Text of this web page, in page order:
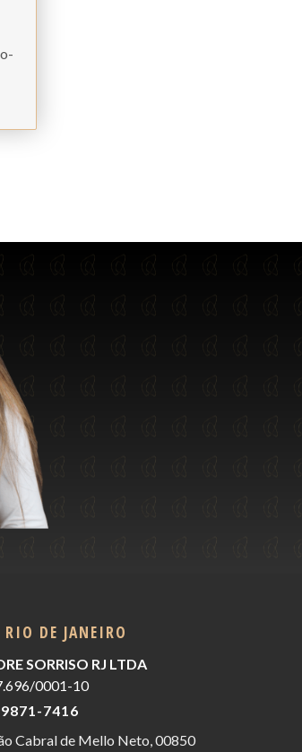
DE JANEIRO
SORRISO RJ LTDA
0001-10
7416
Cabral de Mello Neto, 00850